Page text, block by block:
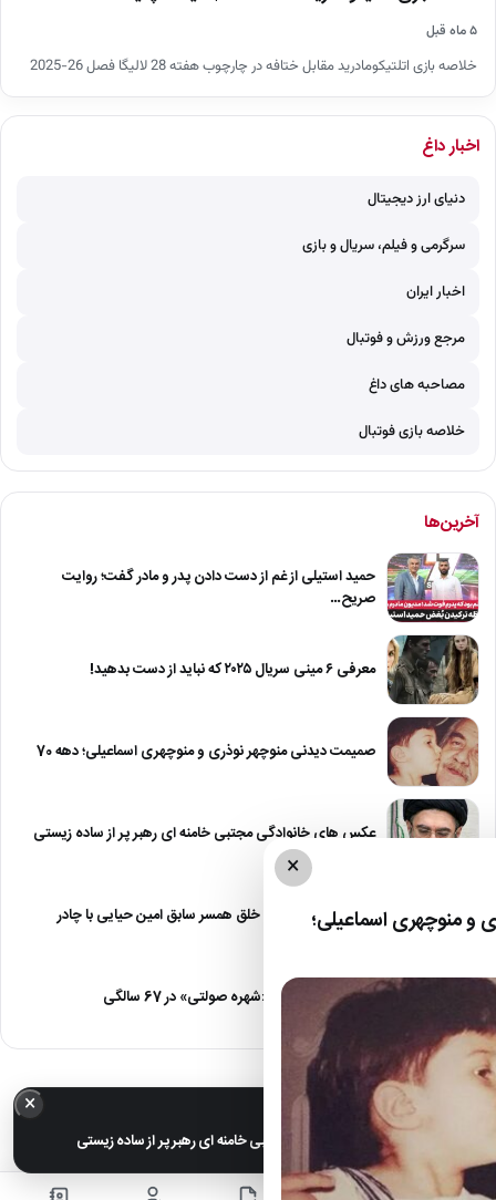
۵ ماه قبل
خلاصه بازی اتلتیکومادرید مقابل ختافه در چارچوب هفته 28 لالیگا فصل 26-2025
اخبار داغ
دنیای ارز دیجیتال
سرگرمی و فیلم، سریال و بازی
اخبار ایران
مرجع ورزش و فوتبال
مصاحبه های داغ
خلاصه بازی فوتبال
آخرین‌ها
حمید استیلی از غم از دست دادن پدر و مادر گفت؛ روایت
صریح…
معرفی ۶ مینی سریال ۲۰۲۵ که نباید از دست بدهید!
صمیمت دیدنی منوچهر نوذری و منوچهری اسماعیلی؛ دهه 70
عکس های خانوادگی مجتبی خامنه ای رهبر پر از ساده زیستی
عکس| نیلوفر خوش خلق همسر سابق امین حیایی با چادر
عکس| تغییر چهره «شهره صولتی» در 67 سالگی
×
منوچهری اسماعیلی؛
× خبر مهم
عکس های خانوادگی مجتبی خامنه ای رهبر پر از ساده زیستی